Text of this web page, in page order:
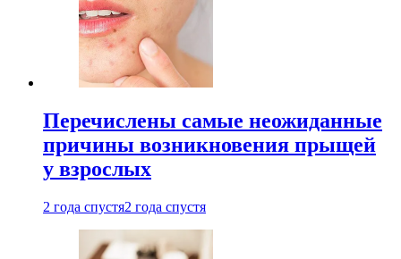
Перечислены самые неожиданные
причины возникновения прыщей
у взрослых
2 года спустя2 года спустя